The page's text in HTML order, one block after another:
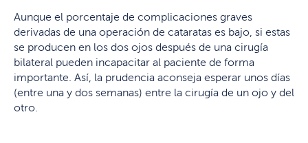
Aunque el porcentaje de complicaciones graves
derivadas de una operación de cataratas es bajo, si estas
se producen en los dos ojos después de una cirugía
bilateral pueden incapacitar al paciente de forma
importante. Así, la prudencia aconseja esperar unos días
(entre una y dos semanas) entre la cirugía de un ojo y del
otro.